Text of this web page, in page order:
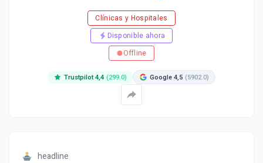
Clínicas y Hospitales
Disponible ahora
Offline
Trustpilot 4,4 (299.0) Google 4,5 (5902.0)
headline